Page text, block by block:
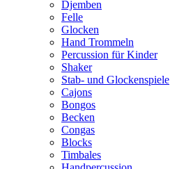
Djemben
Felle
Glocken
Hand Trommeln
Percussion für Kinder
Shaker
Stab- und Glockenspiele
Cajons
Bongos
Becken
Congas
Blocks
Timbales